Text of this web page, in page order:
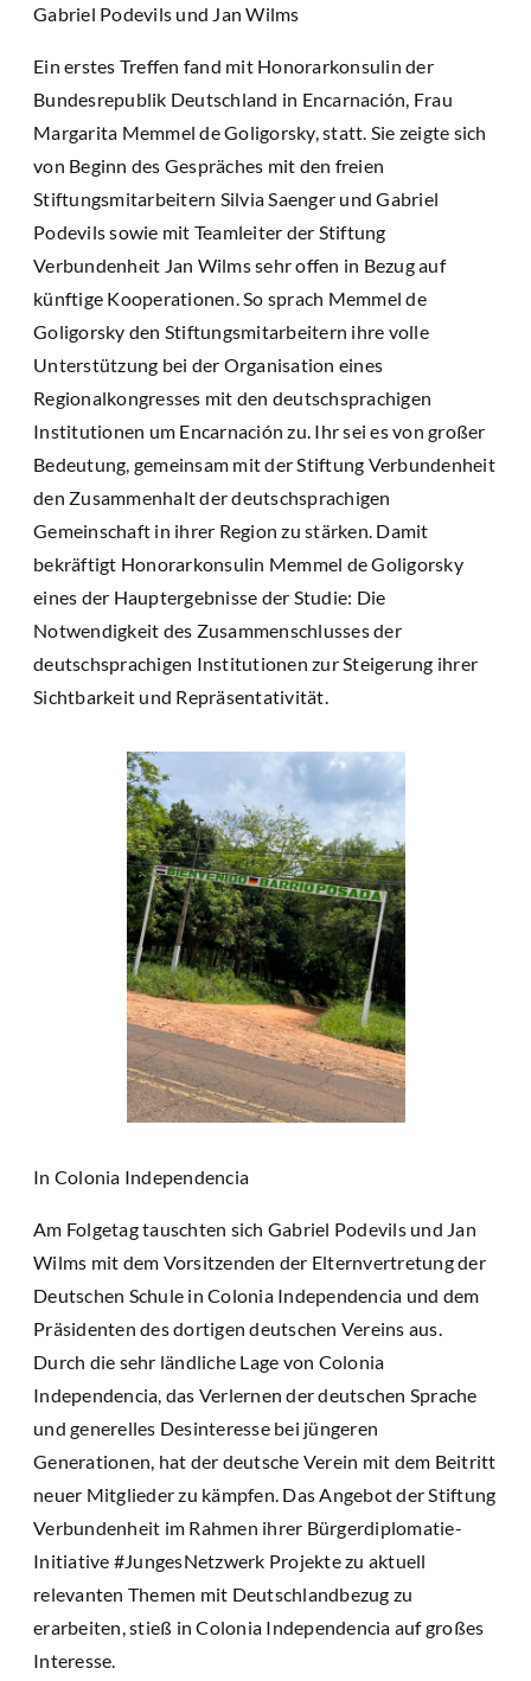
Gabriel Podevils und Jan Wilms
Ein erstes Treffen fand mit Honorarkonsulin der
Bundesrepublik Deutschland in Encarnación, Frau
Margarita Memmel de Goligorsky, statt. Sie zeigte sich
von Beginn des Gespräches mit den freien
Stiftungsmitarbeitern Silvia Saenger und Gabriel
Podevils sowie mit Teamleiter der Stiftung
Verbundenheit Jan Wilms sehr offen in Bezug auf
künftige Kooperationen. So sprach Memmel de
Goligorsky den Stiftungsmitarbeitern ihre volle
Unterstützung bei der Organisation eines
Regionalkongresses mit den deutschsprachigen
Institutionen um Encarnación zu. Ihr sei es von großer
Bedeutung, gemeinsam mit der Stiftung Verbundenheit
den Zusammenhalt der deutschsprachigen
Gemeinschaft in ihrer Region zu stärken. Damit
bekräftigt Honorarkonsulin Memmel de Goligorsky
eines der Hauptergebnisse der Studie: Die
Notwendigkeit des Zusammenschlusses der
deutschsprachigen Institutionen zur Steigerung ihrer
Sichtbarkeit und Repräsentativität.
In Colonia Independencia
Am Folgetag tauschten sich Gabriel Podevils und Jan
Wilms mit dem Vorsitzenden der Elternvertretung der
Deutschen Schule in Colonia Independencia und dem
Präsidenten des dortigen deutschen Vereins aus.
Durch die sehr ländliche Lage von Colonia
Independencia, das Verlernen der deutschen Sprache
und generelles Desinteresse bei jüngeren
Generationen, hat der deutsche Verein mit dem Beitritt
neuer Mitglieder zu kämpfen. Das Angebot der Stiftung
Verbundenheit im Rahmen ihrer Bürgerdiplomatie-
Initiative #JungesNetzwerk Projekte zu aktuell
relevanten Themen mit Deutschlandbezug zu
erarbeiten, stieß in Colonia Independencia auf großes
Interesse.